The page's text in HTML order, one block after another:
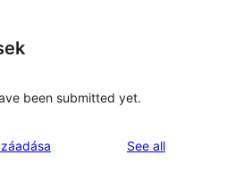
been submitted yet.
See allreviews